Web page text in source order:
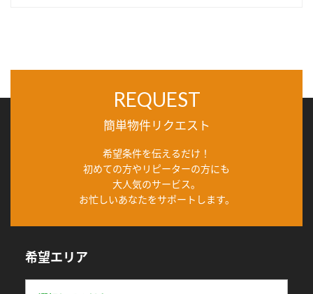
REQUEST
簡単物件リクエスト
希望条件を伝えるだけ！
初めての方やリピーターの方にも
大人気のサービス。
お忙しいあなたをサポートします。
希望エリア